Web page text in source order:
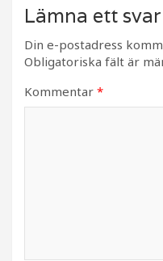
Lämna ett svar
Din e-postadress
Obligatoriska fält är
Kommentar *